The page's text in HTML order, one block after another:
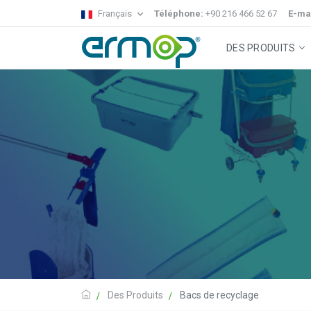
Français Téléphone: +90 216 466 52 67 E-
DES PRODUITS
Chariots de Nettoyage Nettoyage Des Sols
Des Produits Bacs de recyclage